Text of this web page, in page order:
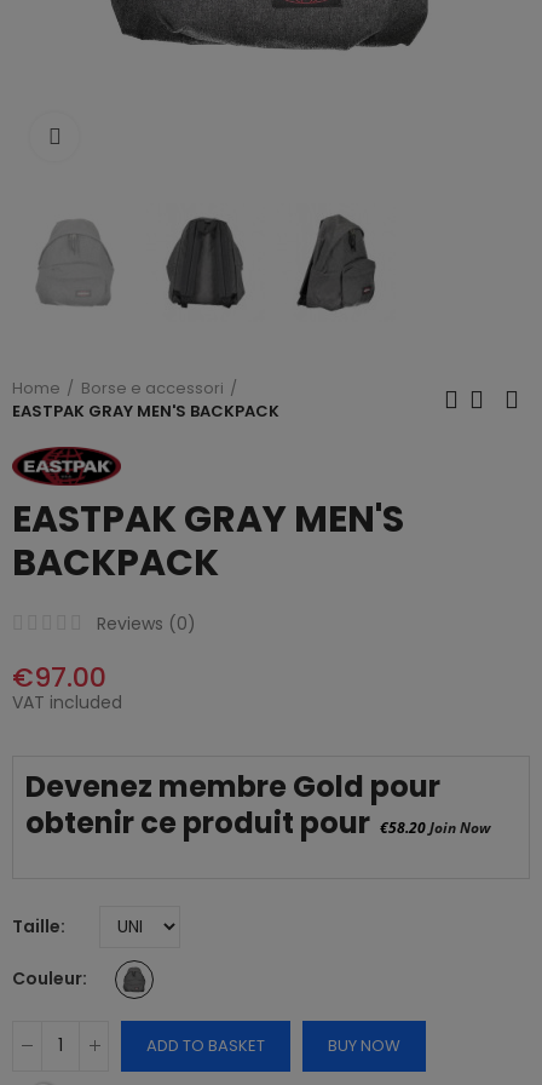
Home
Borse e accessori
EASTPAK GRAY MEN'S BACKPACK
EASTPAK GRAY MEN'S
BACKPACK
Reviews (0)
€97.00
VAT included
Devenez membre Gold pour
obtenir ce produit pour €58.20Join Now
Taille
Couleur
ADD TO BASKET BUY NOW